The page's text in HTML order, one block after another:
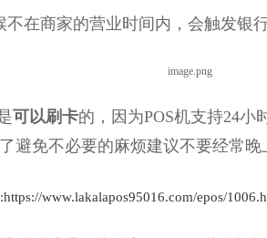
商家的营业时间内，会触发银行
可以刷卡的，因为POS机支持24小
避免不必要的麻烦建议不要经常晚
www.lakalapos95016.com/epos/